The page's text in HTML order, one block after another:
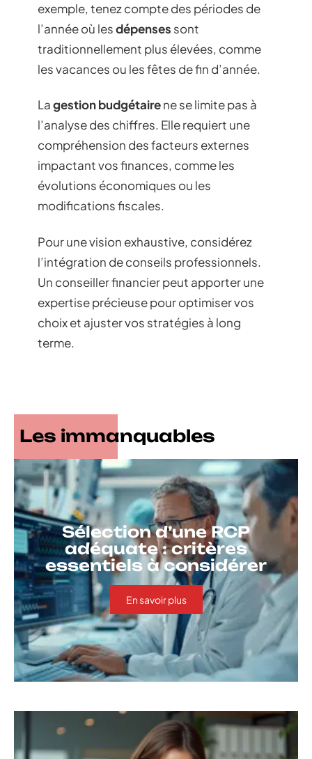
exemple, tenez compte des périodes de
l’année où lesdépenses sont
traditionnellement plus élevées, comme
les vacances ou les fêtes de fin d’année.
Lagestion budgétairene se limite pas à
l’analyse des chiffres. Elle requiert une
compréhension des facteurs externes
impactant vos finances, comme les
évolutions économiques ou les
modifications fiscales.
Pour une vision exhaustive, considérez
l’intégration de conseils professionnels.
Un conseiller financier peut apporter une
expertise précieuse pour optimiser vos
choix et ajuster vos stratégies à long
terme.
Les immanquables
Sélection d’une RCP
adéquate : critères
essentiels à considérer
En savoir plus